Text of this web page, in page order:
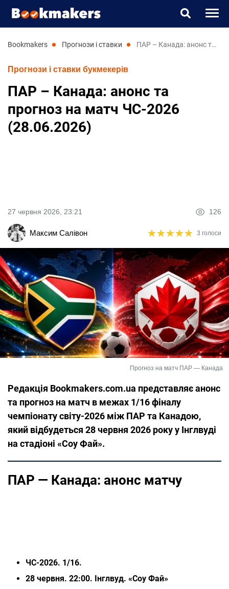
Букмекери
Прогнози
bookmakers прогнози і ставки ПАР – Канада: анонс та прогноз на матч ЧС-2026 (28.06.2026)
Прогнози і ставки букмекерів
ПАР – Канада: анонс та
прогноз на матч ЧС-2026
(28.06.2026)
27 червня 2026, 23:21 126
Максим Салівон ★★★★★
★★★★★ 3 голоси
Прогноз на матч ПАР — Канада
Редакція Bookmakers.com.ua представляє анонс
та прогноз на матч в межах 1/16 фіналу
чемпіонату світу-2026 між ПАР та Канадою,
який відбудеться 28 червня 2026 року у Інглвуді
на стадіоні «Соу Фай».
ПАР — Канада: анонс матчу
ЧС-2026. 1/16.
28 червня. 22:00. Інглвуд. «Соу Фай»